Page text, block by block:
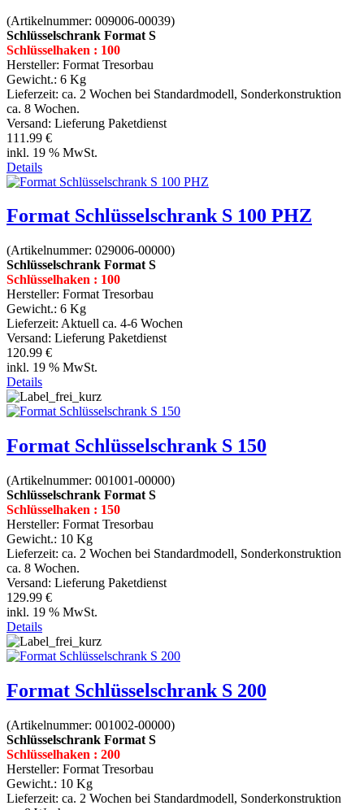
(Artikelnummer: 009006-00039)
Schlüsselschrank Format S
Schlüsselhaken : 100
Hersteller: Format Tresorbau
Gewicht.: 6 Kg
Lieferzeit: ca. 2 Wochen bei Standardmodell, Sonderkonstruktion
ca. 8 Wochen.
Versand: Lieferung Paketdienst
111.99 €
inkl. 19 % MwSt.
Details
Format Schlüsselschrank S 100 PHZ
(Artikelnummer: 029006-00000)
Schlüsselschrank Format S
Schlüsselhaken : 100
Hersteller: Format Tresorbau
Gewicht.: 6 Kg
Lieferzeit: Aktuell ca. 4-6 Wochen
Versand: Lieferung Paketdienst
120.99 €
inkl. 19 % MwSt.
Details
Format Schlüsselschrank S 150
(Artikelnummer: 001001-00000)
Schlüsselschrank Format S
Schlüsselhaken : 150
Hersteller: Format Tresorbau
Gewicht.: 10 Kg
Lieferzeit: ca. 2 Wochen bei Standardmodell, Sonderkonstruktion
ca. 8 Wochen.
Versand: Lieferung Paketdienst
129.99 €
inkl. 19 % MwSt.
Details
Format Schlüsselschrank S 200
(Artikelnummer: 001002-00000)
Schlüsselschrank Format S
Schlüsselhaken : 200
Hersteller: Format Tresorbau
Gewicht.: 10 Kg
Lieferzeit: ca. 2 Wochen bei Standardmodell, Sonderkonstruktion